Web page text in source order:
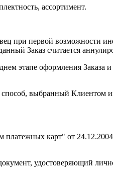
ассортимент.
при первой возможности
Заказ считается
этапе оформления Заказа
выбранный Клиентом
платежных карт" от
удостоверяющий